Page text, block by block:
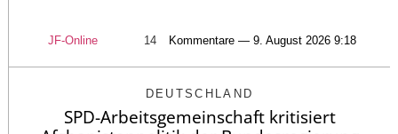
JF-Online 14 Kommentare — 9. August 2026 9:18
DEUTSCHLAND
SPD-Arbeitsgemeinschaft kritisiert